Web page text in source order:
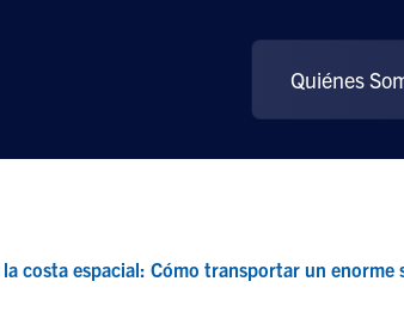
Quiénes
costa espacial: Cómo transportar un enorme